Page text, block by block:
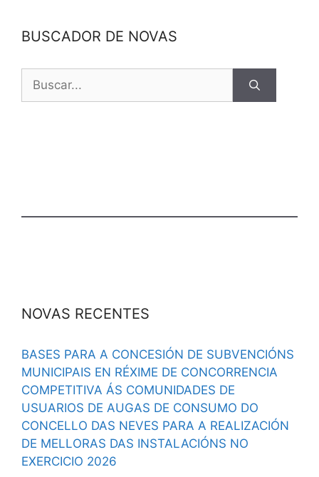
BUSCADOR DE NOVAS
NOVAS RECENTES
BASES PARA A CONCESIÓN DE SUBVENCIÓNS
MUNICIPAIS EN RÉXIME DE CONCORRENCIA
COMPETITIVA ÁS COMUNIDADES DE
USUARIOS DE AUGAS DE CONSUMO DO
CONCELLO DAS NEVES PARA A REALIZACIÓN
DE MELLORAS DAS INSTALACIÓNS NO
EXERCICIO 2026